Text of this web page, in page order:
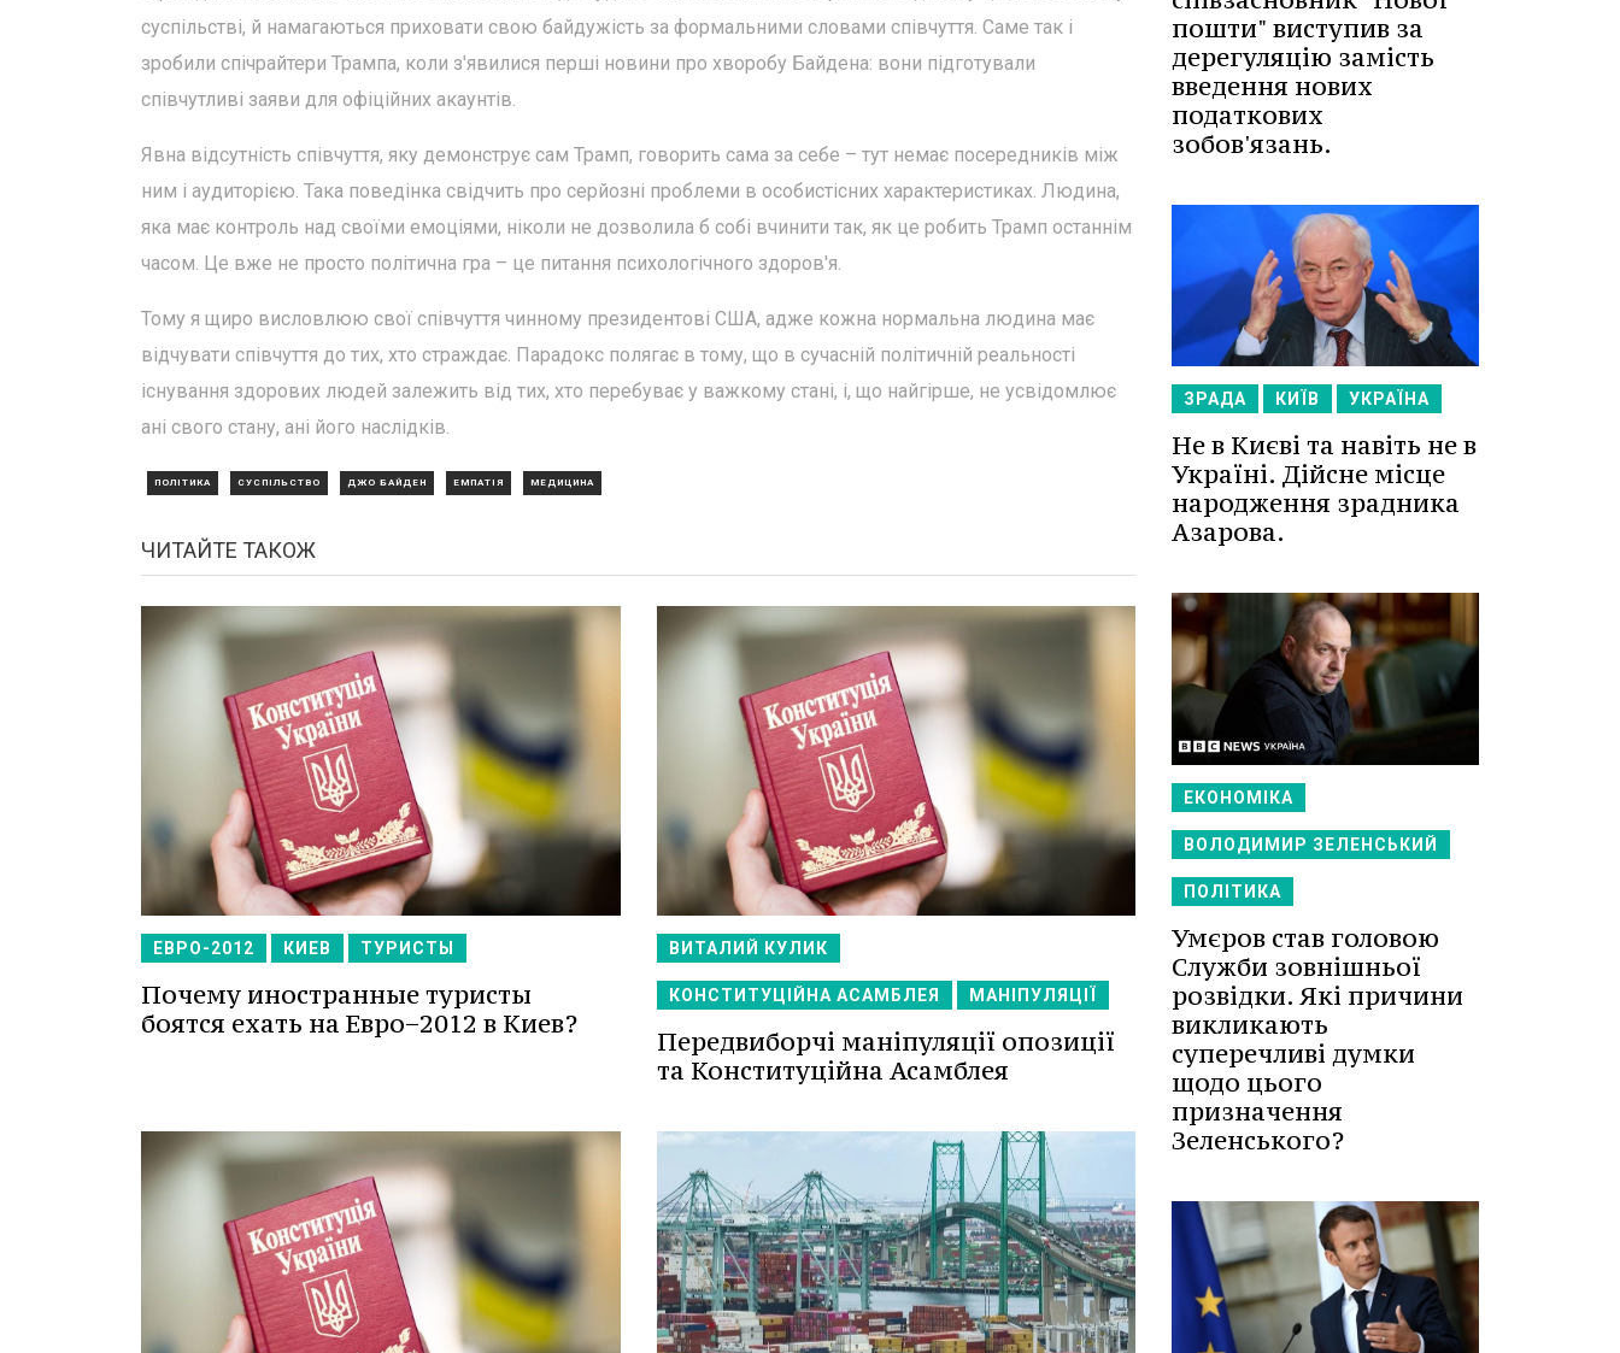
суспільстві, й намагаються приховати свою байдужість за формальними словами співчуття. Саме так і
зробили спічрайтери Трампа, коли з'явилися перші новини про хворобу Байдена: вони підготували
співчутливі заяви для офіційних акаунтів.
Явна відсутність співчуття, яку демонструє сам Трамп, говорить сама за себе – тут немає посередників між
ним і аудиторією. Така поведінка свідчить про серйозні проблеми в особистісних характеристиках. Людина,
яка має контроль над своїми емоціями, ніколи не дозволила б собі вчинити так, як це робить Трамп останнім
часом. Це вже не просто політична гра – це питання психологічного здоров'я.
Тому я щиро висловлюю свої співчуття чинному президентові США, адже кожна нормальна людина має
відчувати співчуття до тих, хто страждає. Парадокс полягає в тому, що в сучасній політичній реальності
існування здорових людей залежить від тих, хто перебуває у важкому стані, і, що найгірше, не усвідомлює
ані свого стану, ані його наслідків.
ПОЛІТИКА СУСПІЛЬСТВО ДЖО БАЙДЕН ЕМПАТІЯ МЕДИЦИНА
ЧИТАЙТЕ ТАКОЖ
ЕВРО-2012 КИЕВ ТУРИСТЫ
Почему иностранные туристы
боятся ехать на Евро−2012 в Киев?
ВИТАЛИЙ КУЛИК
КОНСТИТУЦІЙНА АСАМБЛЕЯ МАНІПУЛЯЦІЇ
Передвиборчі маніпуляції опозиції
та Конституційна Асамблея
пошти" виступив за
дерегуляцію замість
введення нових
податкових
зобов'язань.
ЗРАДА КИЇВ УКРАЇНА
Не в Києві та навіть не в
Україні. Дійсне місце
народження зрадника
Азарова.
ЕКОНОМІКА
ВОЛОДИМИР ЗЕЛЕНСЬКИЙ
ПОЛІТИКА
Умєров став головою
Служби зовнішньої
розвідки. Які причини
викликають
суперечливі думки
щодо цього
призначення
Зеленського?